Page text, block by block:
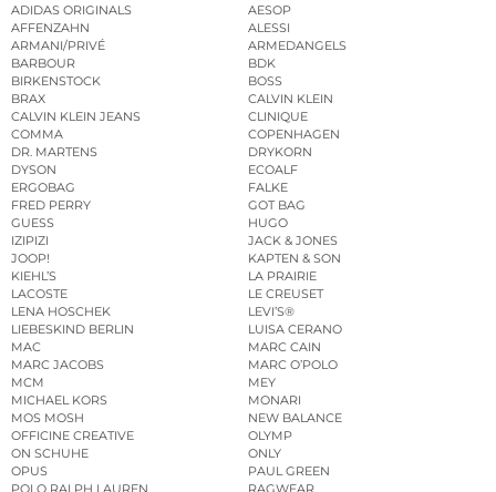
ADIDAS ORIGINALS
AESOP
AFFENZAHN
ALESSI
ARMANI/PRIVÉ
ARMEDANGELS
BARBOUR
BDK
BIRKENSTOCK
BOSS
BRAX
CALVIN KLEIN
CALVIN KLEIN JEANS
CLINIQUE
COMMA
COPENHAGEN
DR. MARTENS
DRYKORN
DYSON
ECOALF
ERGOBAG
FALKE
FRED PERRY
GOT BAG
GUESS
HUGO
IZIPIZI
JACK & JONES
JOOP!
KAPTEN & SON
KIEHL’S
LA PRAIRIE
LACOSTE
LE CREUSET
LENA HOSCHEK
LEVI’S®
LIEBESKIND BERLIN
LUISA CERANO
MAC
MARC CAIN
MARC JACOBS
MARC O’POLO
MCM
MEY
MICHAEL KORS
MONARI
MOS MOSH
NEW BALANCE
OFFICINE CREATIVE
OLYMP
ON SCHUHE
ONLY
OPUS
PAUL GREEN
POLO RALPH LAUREN
RAGWEAR